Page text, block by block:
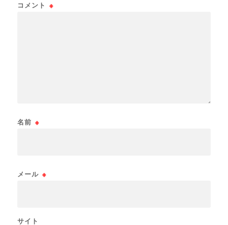
コメント ※
名前 ※
メール ※
サイト